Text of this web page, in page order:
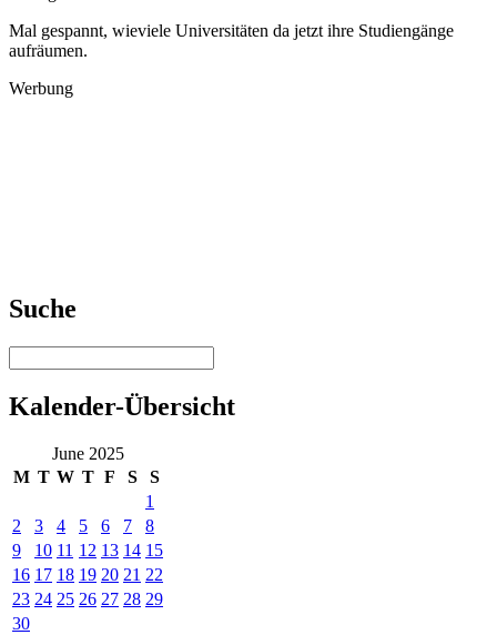
Mal gespannt, wieviele Universitäten da jetzt ihre Studiengänge
aufräumen.
Werbung
Suche
Kalender-Übersicht
June 2025
M T W T F S
S
1
2
3 4 5 6 7
8
9
10 11 12 13 14 15
16 17 18 19 20 21 22
23 24 25 26 27 28 29
30